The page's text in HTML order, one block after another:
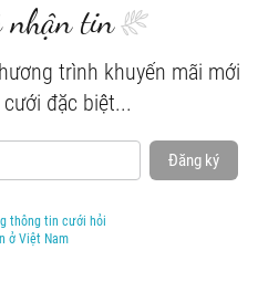
nhận tin
trình khuyến mãi mới
đặc biệt...
Đăng ký
thông tin cưới hỏi
ở Việt Nam